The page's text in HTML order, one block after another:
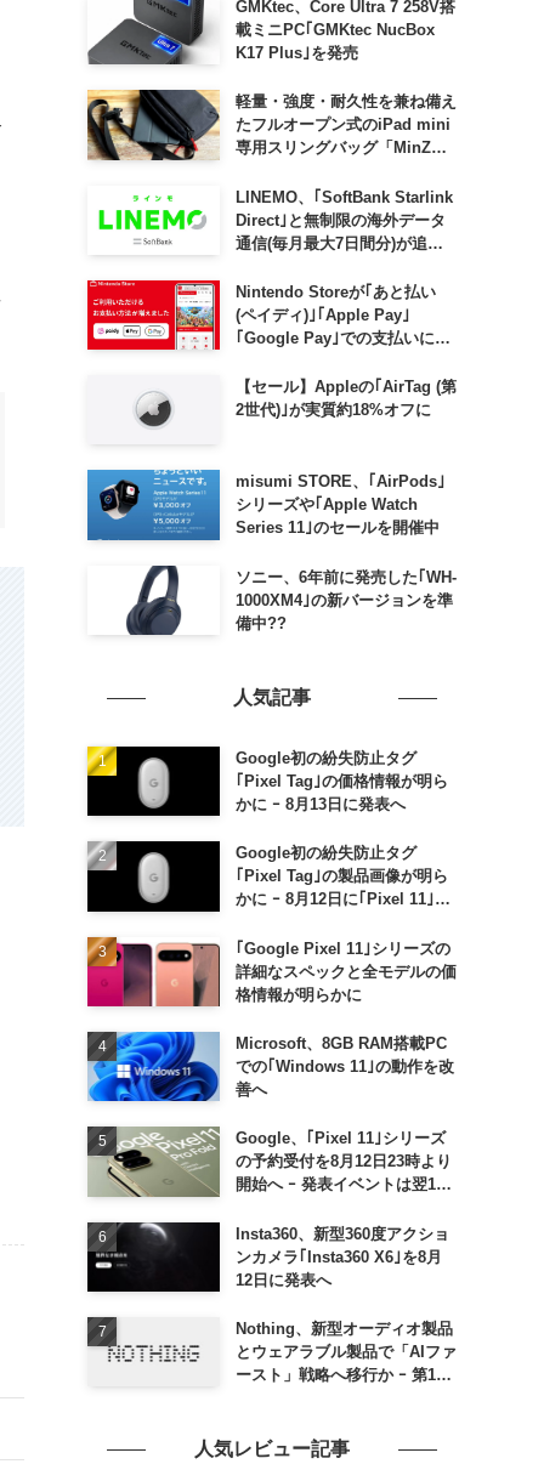
GMKtec、Core Ultra 7 258V搭
載ミニPC｢GMKtec NucBox
K17 Plus｣を発売
軽量・強度・耐久性を兼ね備え
たフルオープン式のiPad mini
専用スリングバッグ「MinZ
発売
LINEMO、｢SoftBank Starlink
Direct｣と無制限の海外データ
通信(毎月最大7日間分)が追加
Nintendo Storeが｢あと払い
(ペイディ)｣｢Apple Pay｣
｢Google Pay｣での支払いに対
【セール】Appleの｢AirTag (第
2世代)｣が実質約18%オフに
misumi STORE、｢AirPods｣
シリーズや｢Apple Watch
Series 11｣のセールを開催中
ソニー、6年前に発売した｢WH-
1000XM4｣の新バージョンを準
備中??
人気記事
Google初の紛失防止タグ
｢Pixel Tag｣の価格情報が明ら
かに ｰ 8月13日に発表へ
Google初の紛失防止タグ
｢Pixel Tag｣の製品画像が明ら
かに ｰ 8月12日に｢Pixel 11｣な
｢Google Pixel 11｣シリーズの
詳細なスペックと全モデルの価
格情報が明らかに
Microsoft、8GB RAM搭載PC
での｢Windows 11｣の動作を改
善へ
Google、｢Pixel 11｣シリーズ
の予約受付を8月12日23時より
開始へ ｰ 発表イベントは翌13
Insta360、新型360度アクショ
ンカメラ｢Insta360 X6｣を8月
12日に発表へ
Nothing、新型オーディオ製品
とウェアラブル製品で「AIファ
ースト」戦略へ移行か ｰ 第1弾
人気レビュー記事